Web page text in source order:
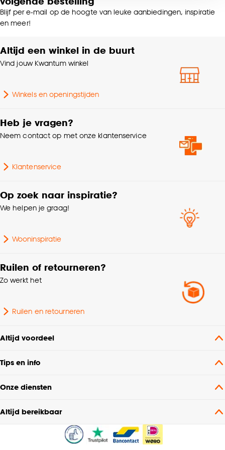
voor kiezen om bepaalde cookies wel of niet te
accepteren door op ‘Cookies aanpassen’ te
Goed om te weten is dat je deze keuze altijd nog
kan aanpassen, bekijk hiervoor onze
Samenstelling
Breedte 60 CM
Kenmerken
Blijf per e-mail op de hoogte van leuke aanbiedingen, inspiratie
en meer!
Altijd een winkel in de buurt
Vind jouw Kwantum winkel
Winkels en openingstijden
Heb je vragen?
Neem contact op met onze klantenservice
Klantenservice
Op zoek naar inspiratie?
We helpen je graag!
Wooninspiratie
Ruilen of retourneren?
Zo werkt het
Ruilen en retourneren
Altijd voordeel
Tips en info
Onze diensten
Altijd bereikbaar